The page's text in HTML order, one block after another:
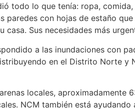
todo lo que tenía: ropa,
paredes con hojas de estaño
casa. Sus necesidades más
a las inundaciones con
en el Distrito Norte y
locales,
NCM también está